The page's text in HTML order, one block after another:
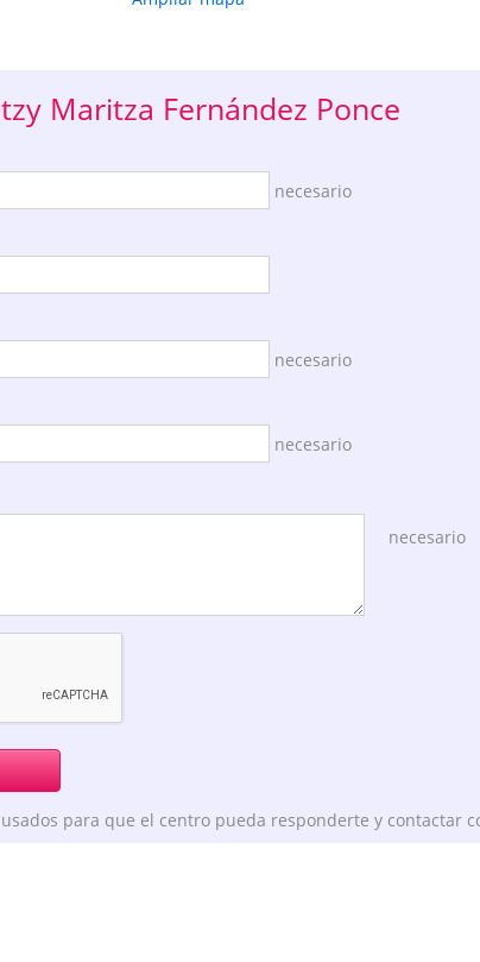
Maritza Fernández Ponce
necesario
necesario
necesario
necesario
para que el centro pueda responderte y contactar